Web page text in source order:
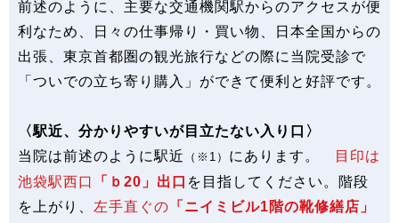
前述のように、主要な交通機関駅からのアクセスが便
利なため、日々の仕事帰り・買い物、日本全国からの
出張、東京首都圏の観光旅行などの際に当院受診で
「ついでの立ち寄り購入」ができて便利と好評です。
〈駅近、分かりやすいが目立たない入り口〉
当院は前述のように駅近
（※1） にあります。
目印は
池袋駅西口
「ｂ20」出口 を目指してください。階段
を上がり、 左手直ぐの 「ニイミビル1階の靴修繕店」